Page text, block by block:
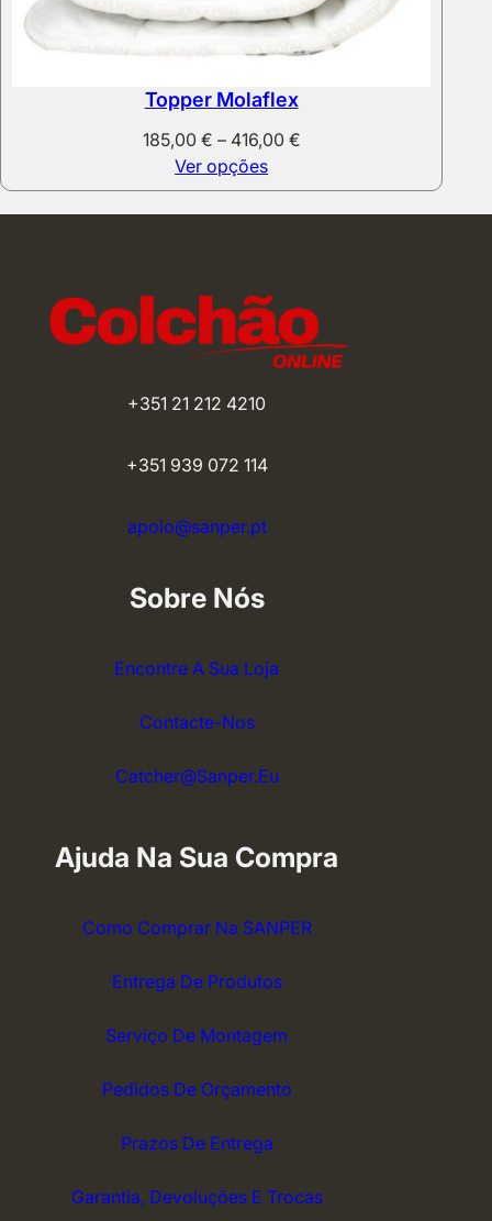
Topper Molaflex
185,00 € – 416,00 €Price
185,00 €
through
Ver opções
+351 21 212 4210
+351 939 072 114
apoio@sanper.pt
Sobre Nós
Encontre A Sua Loja
Contacte-Nos
Catcher@sanper.eu
Ajuda Na Sua Compra
Como Comprar Na SANPER
Entrega De Produtos
Serviço De Montagem
Pedidos De Orçamento
Prazos De Entrega
Garantia, Devoluções E Trocas